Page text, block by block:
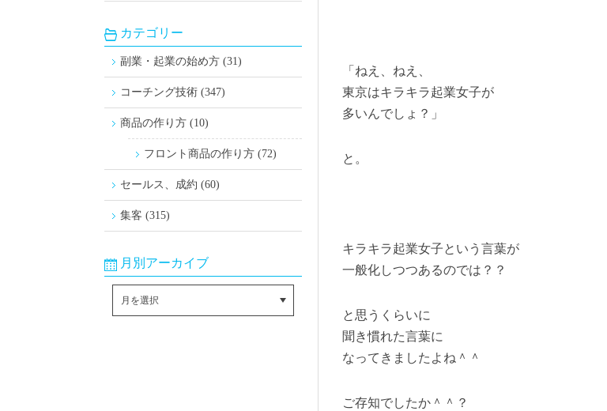
「ねえ、ねえ、
東京はキラキラ起業女子が
多いんでしょ？」
と。
キラキラ起業女子という言葉が
一般化しつつあるのでは？？
と思うくらいに
聞き慣れた言葉に
なってきましたよね＾＾
ご存知でしたか＾＾？
カテゴリー
副業・起業の始め方 (31)
コーチング技術 (347)
商品の作り方 (10)
フロント商品の作り方 (72)
セールス、成約 (60)
集客 (315)
月別アーカイブ